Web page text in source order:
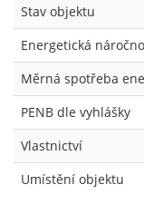
Stav objektu
Energetická
Měrná spotřeba
PENB dle vyhlášky
Vlastnictví
Umístění objektu